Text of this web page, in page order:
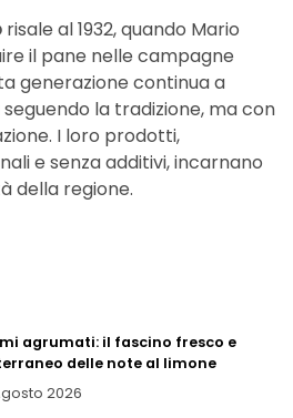
risale al 1932, quando Mario
il pane nelle campagne
generazione continua a
la tradizione, ma con
I loro prodotti,
e senza additivi, incarnano
della regione.
agrumati: il fascino fresco e
delle note al limone
2026